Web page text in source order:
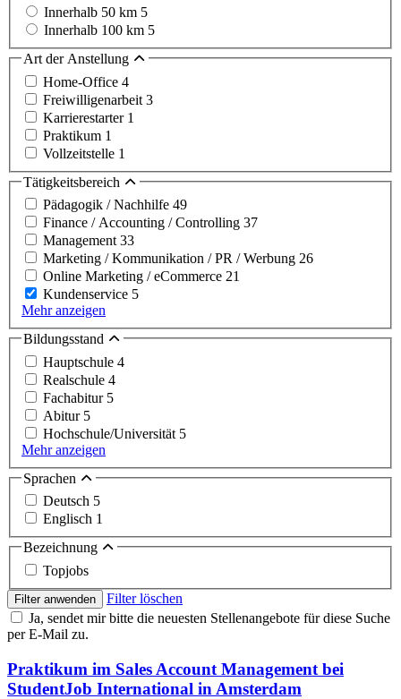
Innerhalb 50 km 5
Innerhalb 100 km 5
Art der Anstellung
Home-Office 4
Freiwilligenarbeit 3
Karrierestarter 1
Praktikum 1
Vollzeitstelle 1
Tätigkeitsbereich
Pädagogik / Nachhilfe 49
Finance / Accounting / Controlling 37
Management 33
Marketing / Kommunikation / PR / Werbung 26
Online Marketing / eCommerce 21
Kundenservice 5
Mehr anzeigen
Bildungsstand
Hauptschule 4
Realschule 4
Fachabitur 5
Abitur 5
Hochschule/Universität 5
Mehr anzeigen
Sprachen
Deutsch 5
Englisch 1
Bezeichnung
Topjobs
Filter anwenden
Filter löschen
Ja, sendet mir bitte die neuesten Stellenangebote für diese Suche
per E-Mail zu.
Praktikum im Sales Account Management bei
StudentJob International in Amsterdam